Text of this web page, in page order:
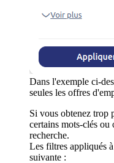
Dans l'exemple ci-
seules les offres
Si vous obtenez trop
certains mots-clés ou
recherche.
Les filtres appliqués
suivante :